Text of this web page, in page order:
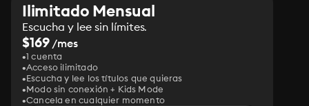
Ilimitado Mensual
Escucha y lee sin límites.
$169/mes
1 cuenta
Acceso ilimitado
Escucha y lee los títulos que quieras
Modo sin conexión + Kids Mode
Cancela en cualquier momento